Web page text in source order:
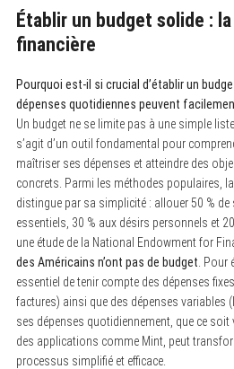
Établir un budget solide :
financière
Pourquoi est-il si crucial d’établir un
dépenses quotidiennes peuvent
Un budget ne se limite pas à une simple
s’agit d’un outil fondamental pour
maîtriser ses dépenses et atteindre des
concrets. Parmi les méthodes populaires,
distingue par sa simplicité : allouer 50 %
essentiels, 30 % aux désirs personnels et
une étude de la National Endowment for
des Américains n’ont pas de budget .
essentiel de tenir compte des dépenses
factures) ainsi que des dépenses variables
ses dépenses quotidiennement, que ce
des applications comme Mint, peut
processus simplifié et efficace.